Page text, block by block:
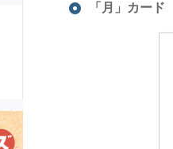
「月」カード